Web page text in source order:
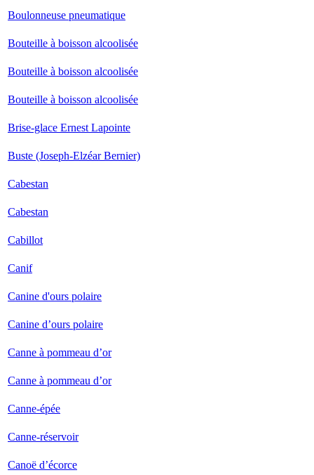
Boulonneuse pneumatique
Bouteille à boisson alcoolisée
Bouteille à boisson alcoolisée
Bouteille à boisson alcoolisée
Brise-glace Ernest Lapointe
Buste (Joseph-Elzéar Bernier)
Cabestan
Cabestan
Cabillot
Canif
Canine d'ours polaire
Canine d’ours polaire
Canne à pommeau d’or
Canne à pommeau d’or
Canne-épée
Canne-réservoir
Canoë d’écorce